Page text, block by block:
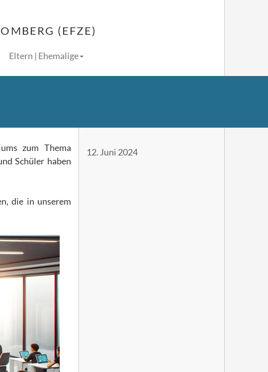
(EFZE)
Eltern | Ehemalige
zum Thema
Schüler haben
die in unserem
12. Juni 2024